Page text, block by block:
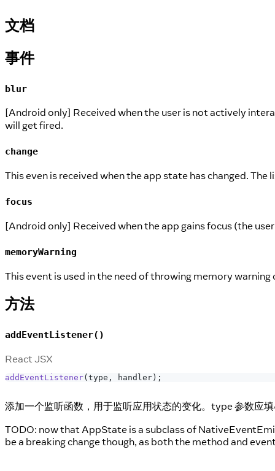
文档
事件
blur
[Android only] Received when the user is not actively
will get fired.
change
This even is received when the app state has changed.
focus
[Android only] Received when the app gains focus (the
memoryWarning
This event is used in the need of throwing memory warning
方法
addEventListener()
React JSX
addEventListener( type , handler ) ;
添加一个监听函数，用于监听应用状态的变化。type 参数应填
TODO: now that AppState is a subclass of
be a breaking change though, as both the method and